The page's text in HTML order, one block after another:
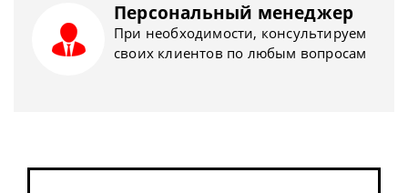
Персональный менеджер
При необходимости, консультируем
своих клиентов по любым вопросам